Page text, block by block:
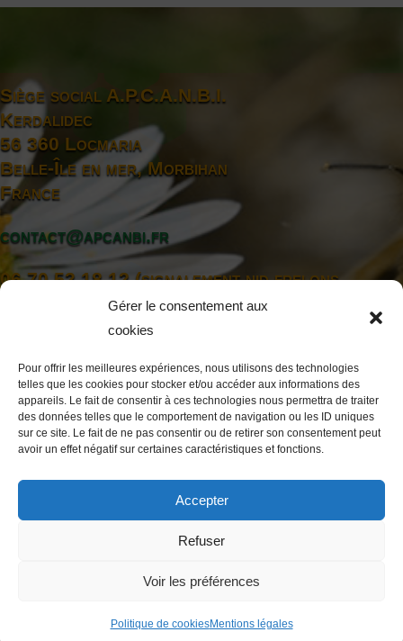
Gérer le consentement aux
cookies
Pour offrir les meilleures expériences, nous utilisons des technologies
telles que les cookies pour stocker et/ou accéder aux informations des
appareils. Le fait de consentir à ces technologies nous permettra de traiter
des données telles que le comportement de navigation ou les ID uniques
sur ce site. Le fait de ne pas consentir ou de retirer son consentement peut
avoir un effet négatif sur certaines caractéristiques et fonctions.
Accepter
Refuser
Voir les préférences
Politique de cookiesMentions légales
Siège social A.P.C.A.N.B.I.
Kerdalidec
56 360 Locmaria
Belle-Île en mer, Morbihan
France
contact@apcanbi.fr
06 70 52 18 12 (signalement nid frelons
06 07 08 22 55 (Président)
APCANBI © 2023-2025